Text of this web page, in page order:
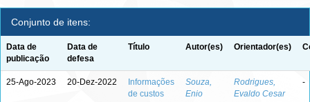
Conjunto de itens:
Data de
publicação
Data de
defesa
Título Autor(es) Orientador(es)
25-Ago-2023 20-Dez-2022
Informações
de custos
Souza,
Enio
Rodrigues,
Evaldo Cesar
-